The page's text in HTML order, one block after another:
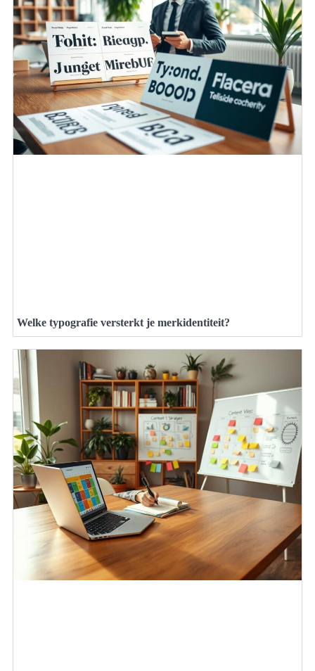
Welke typografie versterkt je merkidentiteit?